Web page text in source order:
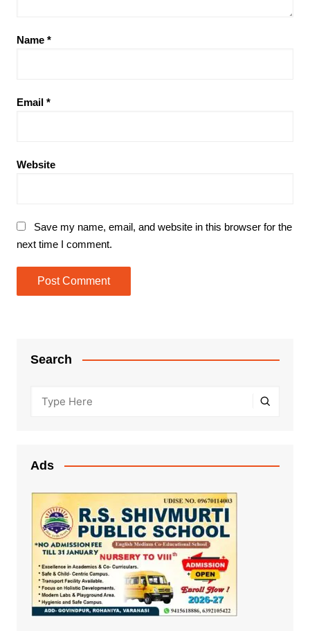
Name *
Email *
Website
Save my name, email, and website in this browser for the
next time I comment.
Search
Ads